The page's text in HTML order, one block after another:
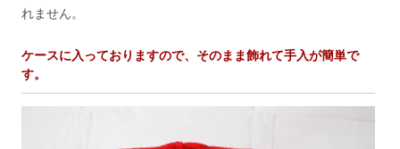
れません。
ケースに入っておりますので、そのまま飾れて手入が簡単で
す。